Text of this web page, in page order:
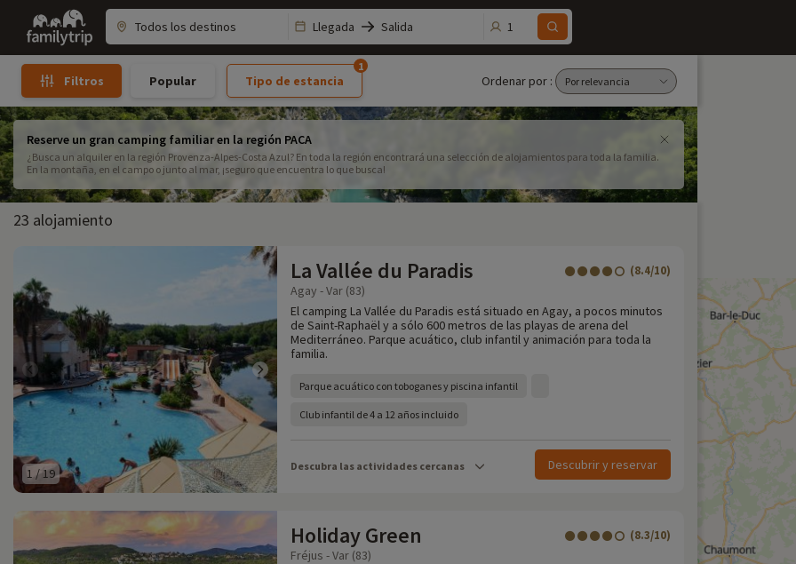
Family
trip
Llegada Salida 1
Filtros Popular Tipo de estancia
1
Ordenar por :
Reserve un gran camping familiar en la región PACA
¿Busca un alquiler en la región Provenza-Alpes-Costa Azul? En toda la región encontrará una selección de alojamientos para toda la familia.
En la montaña, en el campo o junto al mar, ¡seguro que encuentra lo que busca!
23 alojamiento
1 /19
La Vallée du Paradis (8.4/10)
Agay - Var (83)
El camping La Vallée du Paradis está situado en Agay, a pocos minutos
de Saint-Raphaël y a sólo 600 metros de las playas de arena del
Mediterráneo. Parque acuático, club infantil y animación para toda la
familia.
Parque acuático con toboganes y piscina infantil
Club infantil de 4 a 12 años incluido
Descubra las actividades cercanas Descubrir y reservar
Holiday Green (8.3/10)
Fréjus - Var (83)